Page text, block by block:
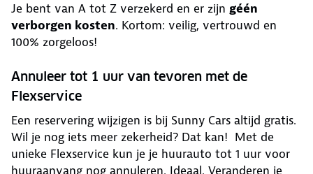
Je bent van A tot Z verzekerd en er zijn géén
verborgen kosten. Kortom: veilig, vertrouwd en
100% zorgeloos!
Annuleer tot 1 uur van tevoren met de
Flexservice
Een reservering wijzigen is bij Sunny Cars altijd gratis.
Wil je nog iets meer zekerheid? Dat kan! Met de
unieke Flexservice kun je je huurauto tot 1 uur voor
huuraanvang nog annuleren. Ideaal. Veranderen je